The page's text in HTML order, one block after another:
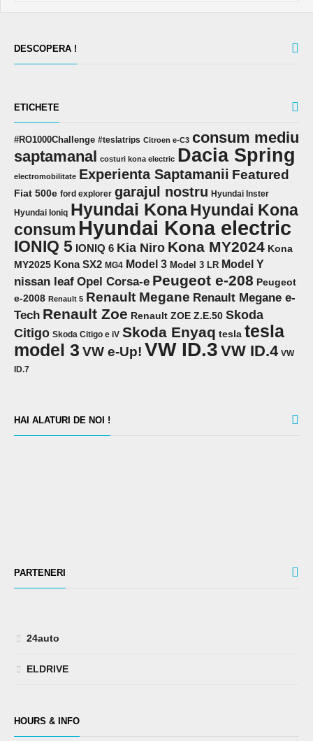
DESCOPERA !
ETICHETE
#RO1000Challenge #teslatrips Citroen e-C3 consum mediu
saptamanal costuri kona electric Dacia Spring
electromobilitate Experienta Saptamanii Featured
Fiat 500e ford explorer garajul nostru Hyundai Inster
Hyundai Ioniq Hyundai KonaHyundai Kona
consum Hyundai Kona electric
IONIQ 5 IONIQ 6 Kia Niro Kona MY2024 Kona
MY2025 Kona SX2 MG4 Model 3 Model 3 LR Model Y
nissan leaf Opel Corsa-e Peugeot e-208 Peugeot
e-2008 Renault 5 Renault Megane Renault Megane e-
Tech Renault Zoe Renault ZOE Z.E.50 Skoda
Citigo Skoda Citigo e iV Skoda Enyaq tesla tesla
model 3 VW e-Up! VW ID.3 VW ID.4 VW
ID.7
HAI ALATURI DE NOI !
PARTENERI
24auto
ELDRIVE
HOURS & INFO